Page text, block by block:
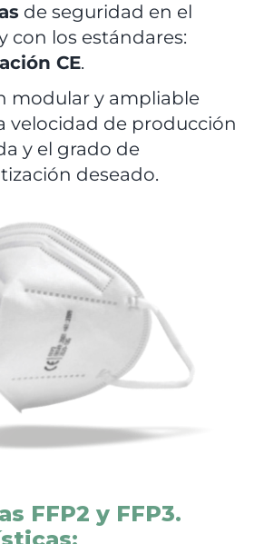
de seguridad en el
con los estándares:
CE.
modular y ampliable
velocidad de producción
y el grado de
deseado.
FFP2 y FFP3.